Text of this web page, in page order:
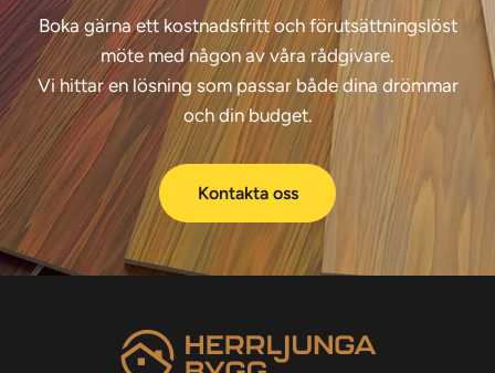
Boka gärna ett kostnadsfritt och förutsättningslöst
möte med någon av våra rådgivare.
Vi hittar en lösning som passar både dina drömmar
och din budget.
Kontakta oss